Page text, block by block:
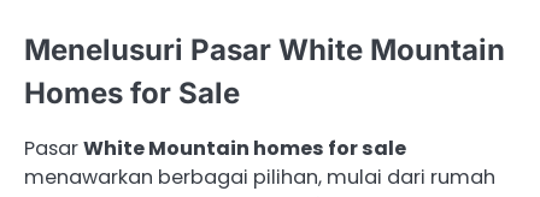
Menelusuri Pasar White Mountain
Homes for Sale
PasarWhite Mountain homes for sale
menawarkan berbagai pilihan, mulai dari rumah